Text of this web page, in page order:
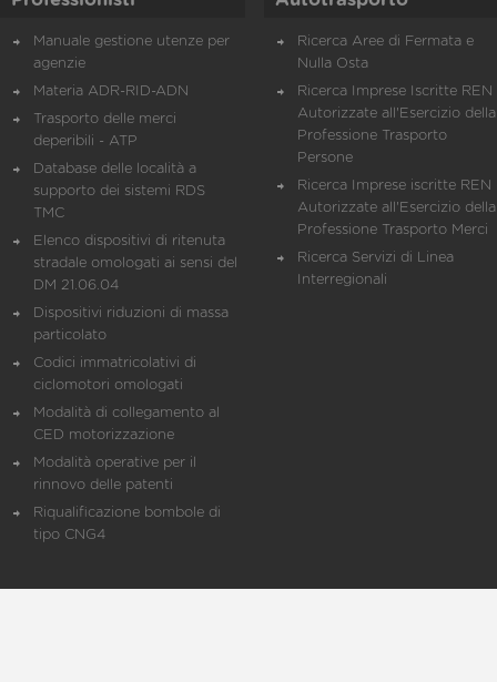
Manuale gestione utenze per
agenzie
Materia ADR-RID-ADN
Trasporto delle merci
deperibili - ATP
Database delle località a
supporto dei sistemi RDS
TMC
Elenco dispositivi di ritenuta
stradale omologati ai sensi del
DM 21.06.04
Dispositivi riduzioni di massa
particolato
Codici immatricolativi di
ciclomotori omologati
Modalità di collegamento al
CED motorizzazione
Modalità operative per il
rinnovo delle patenti
Riqualificazione bombole di
tipo CNG4
Ricerca Aree di Fermata e
Nulla Osta
Ricerca Imprese Iscritte REN
Autorizzate all'Esercizio della
Professione Trasporto
Persone
Ricerca Imprese iscritte REN
Autorizzate all'Esercizio della
Professione Trasporto Merci
Ricerca Servizi di Linea
Interregionali